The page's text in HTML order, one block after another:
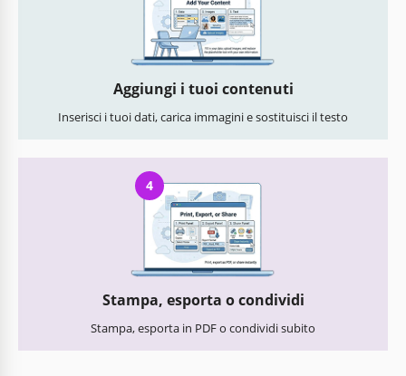
Aggiungi i tuoi contenuti
Inserisci i tuoi dati, carica immagini e sostituisci il testo
4
Stampa, esporta o condividi
Stampa, esporta in PDF o condividi subito